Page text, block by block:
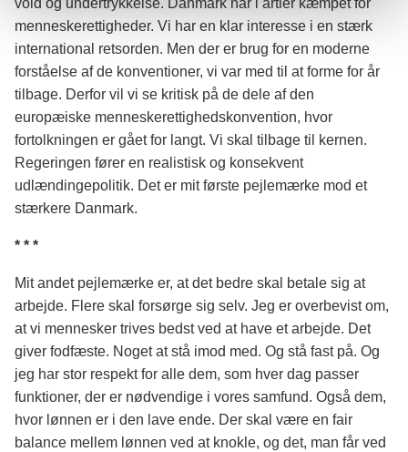
vold og undertrykkelse. Danmark har i årtier kæmpet for
menneskerettigheder. Vi har en klar interesse i en stærk
international retsorden. Men der er brug for en moderne
forståelse af de konventioner, vi var med til at forme for år
tilbage. Derfor vil vi se kritisk på de dele af den
europæiske menneskerettighedskonvention, hvor
fortolkningen er gået for langt. Vi skal tilbage til kernen.
Regeringen fører en realistisk og konsekvent
udlændingepolitik. Det er mit første pejlemærke mod et
stærkere Danmark.
* * *
Mit andet pejlemærke er, at det bedre skal betale sig at
arbejde. Flere skal forsørge sig selv. Jeg er overbevist om,
at vi mennesker trives bedst ved at have et arbejde. Det
giver fodfæste. Noget at stå imod med. Og stå fast på. Og
jeg har stor respekt for alle dem, som hver dag passer
funktioner, der er nødvendige i vores samfund. Også dem,
hvor lønnen er i den lave ende. Der skal være en fair
balance mellem lønnen ved at knokle, og det, man får ved